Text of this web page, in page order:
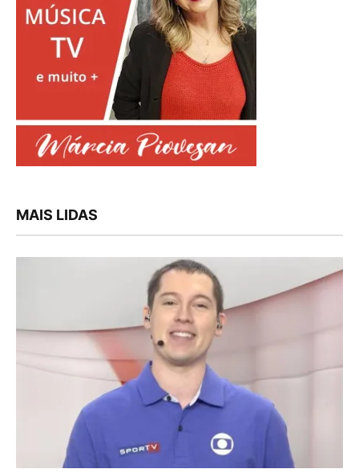
MAIS LIDAS